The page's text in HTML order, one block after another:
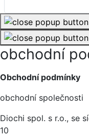
obchodní
Základní údaje
Obchodní podmínky
obchodní společnosti
Diochi spol. s r.o., se
10